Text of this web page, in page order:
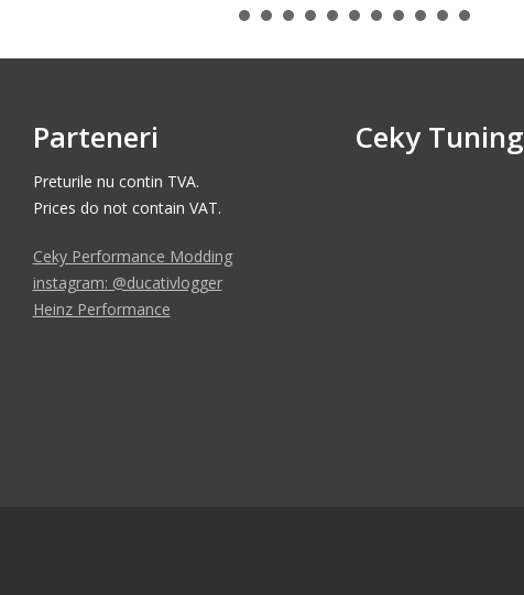
Parteneri
Preturile nu contin TVA.
Prices do not contain VAT.
Ceky Performance Modding
instagram: @ducativlogger
Heinz Performance
Ceky Tuning